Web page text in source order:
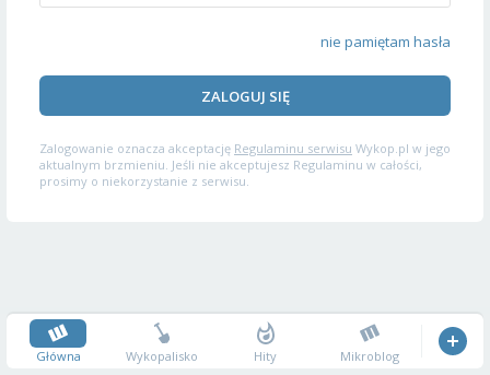
nie pamiętam hasła
ZALOGUJ SIĘ
Zalogowanie oznacza akceptację Regulaminu serwisu Wykop.pl w jego
aktualnym brzmieniu. Jeśli nie akceptujesz Regulaminu w całości,
prosimy o niekorzystanie z serwisu.
Główna Wykopalisko Hity Mikroblog